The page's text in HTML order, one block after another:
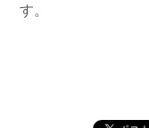
す。